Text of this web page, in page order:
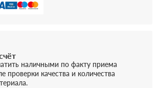
наличными по факту приема
проверки качества и количества